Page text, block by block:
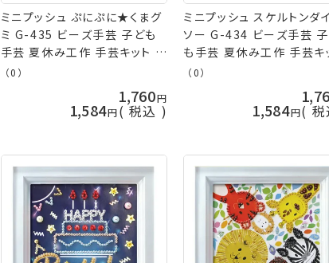
ミニプッシュ ぷにぷに★くまグ
ミ G-435 ビーズ手芸 子ども
手芸 夏休み工作 手芸キット 自
由研究 nsk 手芸の山久
（0）
1,760
1,584 税込
ミニプッシュ スケルトンダ
ソー G-434 ビーズ手芸
も手芸 夏休み工作 手芸キ
自由研究 nsk 手芸の山久
（0）
1,584